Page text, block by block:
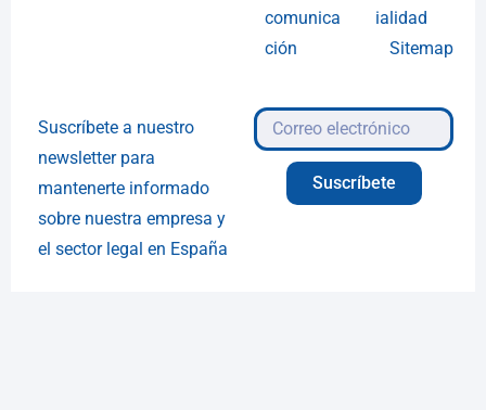
comunica
ción
ialidad
Sitemap
Suscríbete a nuestro
newsletter para
mantenerte informado
sobre nuestra empresa y
el sector legal en España
Suscríbete